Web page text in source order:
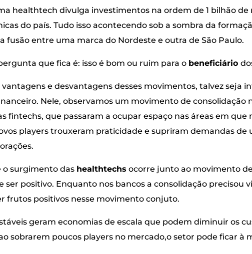
healthtech divulga investimentos na ordem de 1 bilhão
do país. Tudo isso acontecendo sob a sombra da
fusão entre uma marca do Nordeste e outra de São Paulo.
que fica é: isso é bom ou ruim para o beneficiário
e desvantagens desses movimentos, talvez seja
Nele, observamos um movimento de consolidação
fintechs, que passaram a ocupar espaço nas áreas em
players trouxeram praticidade e supriram demandas
o surgimento das healthtechs ocorre junto ao movimento
ser positivo. Enquanto nos bancos a consolidação precisou
frutos positivos nesse movimento conjuto.
geram economias de escala que podem diminuir os
sobrarem poucos players no mercado,o setor pode ficar à